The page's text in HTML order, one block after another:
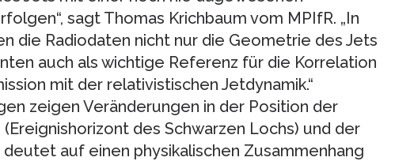
sagt Thomas Krichbaum vom MPIfR. „In
die Radiodaten nicht nur die Geometrie des Jets
auch als wichtige Referenz für die Korrelation
mit der relativistischen Jetdynamik.“
zeigen Veränderungen in der Position der
des Schwarzen Lochs) und der
auf einen physikalischen Zusammenhang